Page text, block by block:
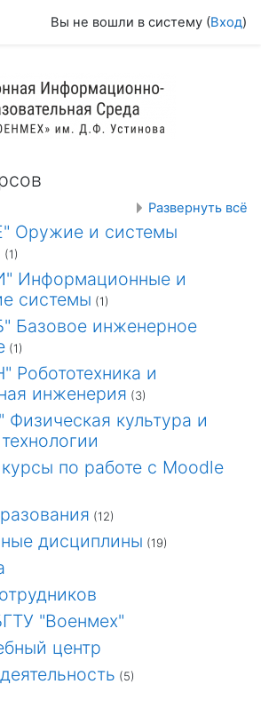
Вы не вошли в систему (Вход)
им. Д.Ф. Устинова
Развернуть всё
Оружие и системы
(1)
Информационные и
системы (1)
Базовое инженерное
(1)
Робототехника и
инженерия (3)
Физическая культура и
по работе с Moodle
(12)
дисциплины (19)
"Военмех"
центр
(5)